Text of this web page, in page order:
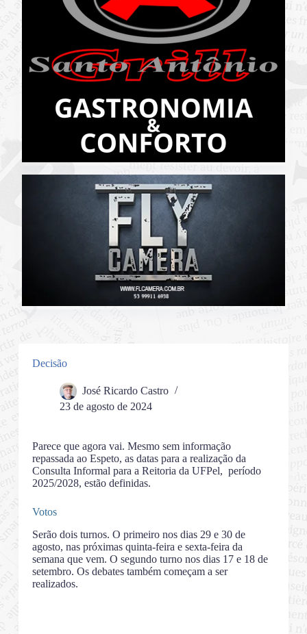
Decisão
José Ricardo Castro
23 de agosto de 2024
Parece que agora vai. Mesmo sem informação
repassada ao Espeto, as datas para a realização da
Consulta Informal para a Reitoria da UFPel, período
2025/2028, estão definidas.
Votos
Serão dois turnos. O primeiro nos dias 29 e 30 de
agosto, nas próximas quinta-feira e sexta-feira da
semana que vem. O segundo turno nos dias 17 e 18 de
setembro. Os debates também começam a ser
realizados.